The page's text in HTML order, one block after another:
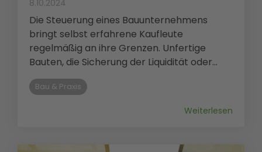
8.10.2024
Die Steuerung eines Bauunternehmens
bringt selbst erfahrene Kaufleute
regelmäßig an ihre Grenzen. Unfertige
Bauten, die Sicherung der Liquidität oder...
Bau & Praxis
Weiterlesen